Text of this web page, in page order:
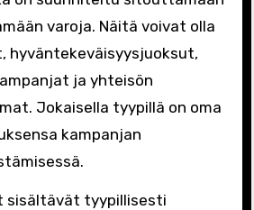
varoja. Näitä voivat olla
hyväntekeväisyysjuoksut,
ja yhteisön
Jokaisella tyypillä on oma
kampanjan
sisältävät tyypillisesti